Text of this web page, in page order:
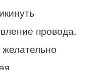
провода,